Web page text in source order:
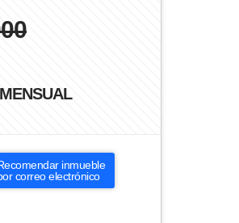
MENSUAL
inmueble
correo electrónico